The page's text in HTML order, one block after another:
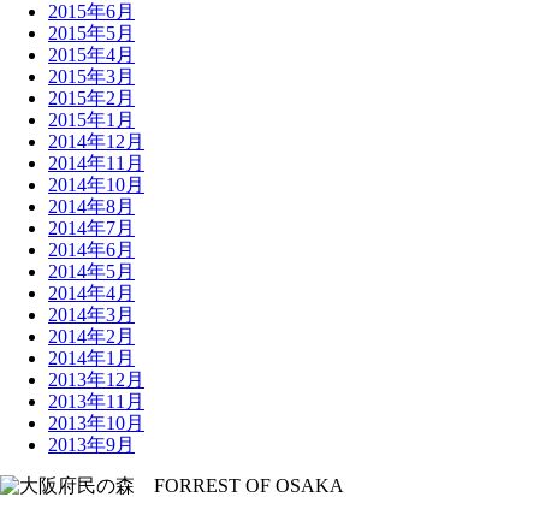
2015年6月
2015年5月
2015年4月
2015年3月
2015年2月
2015年1月
2014年12月
2014年11月
2014年10月
2014年8月
2014年7月
2014年6月
2014年5月
2014年4月
2014年3月
2014年2月
2014年1月
2013年12月
2013年11月
2013年10月
2013年9月